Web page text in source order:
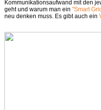
Kommunikationsaufwand mit den
geht und warum man ein "Smart
neu denken muss. Es gibt auch ein